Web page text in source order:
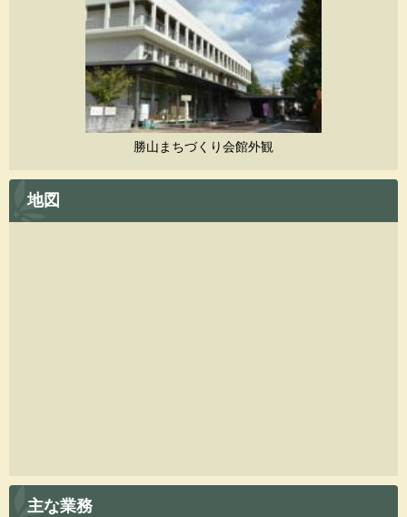
勝山まちづくり会館外観
地図
主な業務